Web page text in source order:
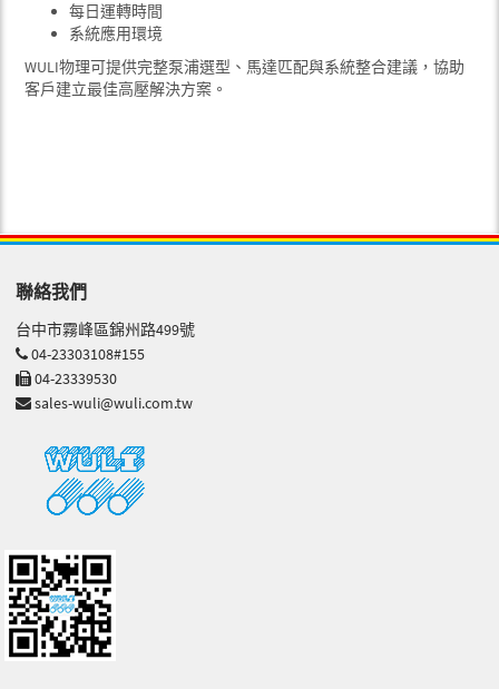
每日運轉時間
系統應用環境
WULI物理可提供完整泵浦選型、馬達匹配與系統整合建議，協助
客戶建立最佳高壓解決方案。
聯絡我們
台中市霧峰區錦州路499號
04-23303108#155
04-23339530
sales-wuli@wuli.com.tw